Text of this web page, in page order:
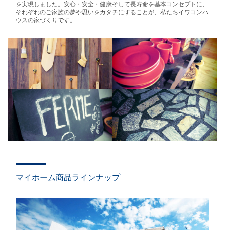
を実現しました。安心・安全・健康そして長寿命を基本コンセプトに、
それぞれのご家族の夢や思いをカタチにすることが、私たちイワコンハ
ウスの家づくりです。
マイホーム商品ラインナップ